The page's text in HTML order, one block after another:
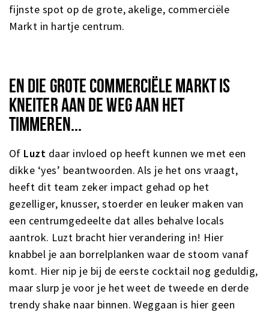
fijnste spot op de grote, akelige, commerciële
Markt in hartje centrum.
EN DIE GROTE COMMERCIËLE MARKT IS
KNEITER AAN DE WEG AAN HET
TIMMEREN...
Of Luzt daar invloed op heeft kunnen we met een
dikke ‘yes’ beantwoorden. Als je het ons vraagt,
heeft dit team zeker impact gehad op het
gezelliger, knusser, stoerder en leuker maken van
een centrumgedeelte dat alles behalve locals
aantrok. Luzt bracht hier verandering in! Hier
knabbel je aan borrelplanken waar de stoom vanaf
komt. Hier nip je bij de eerste cocktail nog geduldig,
maar slurp je voor je het weet de tweede en derde
trendy shake naar binnen. Weggaan is hier geen